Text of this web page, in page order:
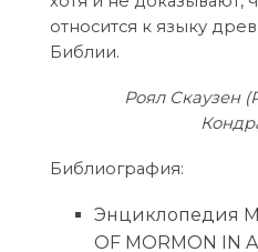
относится к языку
Библии.
Роял Скаузен
Библиография:
Энциклопедия
OF MORMON IN